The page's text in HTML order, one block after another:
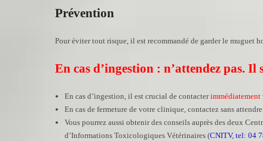
Prévention
Pour éviter tout risque, il est recommandé de garder le muguet
En cas d’ingestion : n’attendez pas. Il
En cas d’ingestion, il est crucial de contacterimmédiatement
En cas de fermeture de votre clinique, contactez sans
Vous pourrez aussi obtenir des conseils auprès des deux
d’Informations Toxicologiques Vétérinaires (CNITV, tel: 04